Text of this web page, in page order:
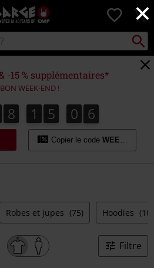
×
EMP
-
Merchandising
Gaming,
Films
&
Séries
TV
Modes
alternatives
0
-15 % supplémentaires*
BON WEEK-END !
8
8 1
1 5
5 0
0
0
0 4
5
4
6
5
Copier le code WEEKEND
Robes et jupes (75) Hoodies
Filtre